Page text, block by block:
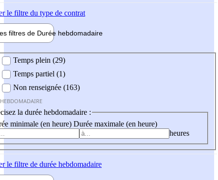
le filtre du type de contrat
filtres de Durée hebdomadaire
Temps plein (29)
Temps partiel (1)
Non renseignée (163)
la durée hebdomadaire :
minimale (en heure) Durée maximale (en heure)
heures
le filtre de durée hebdomadaire